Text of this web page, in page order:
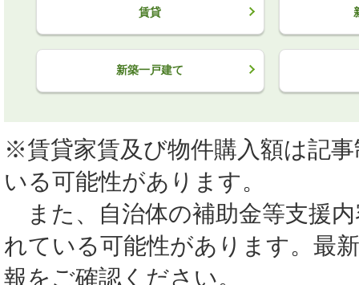
賃貸
新築一戸建て
※賃貸家賃及び物件購入額は記
いる可能性があります。
また、自治体の補助金等支援
れている可能性があります。最
報をご確認ください。